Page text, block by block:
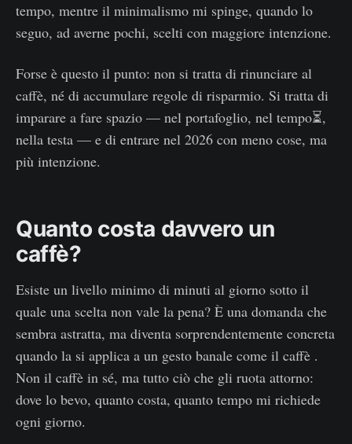
tempo, mentre il minimalismo mi spinge, quando lo
seguo, ad averne pochi, scelti con maggiore intenzione.
Forse è questo il punto: non si tratta di rinunciare al
caffè, né di accumulare regole di risparmio. Si tratta di
imparare a fare spazio — nel portafoglio, nel tempo⏳,
nella testa — e di entrare nel 2026 con meno cose, ma
più intenzione.
Quanto costa davvero un
caffè?
Esiste un livello minimo di minuti al giorno sotto il
quale una scelta non vale la pena? È una domanda che
sembra astratta, ma diventa sorprendentemente concreta
quando la si applica a un gesto banale come il caffè .
Non il caffè in sé, ma tutto ciò che gli ruota attorno:
dove lo bevo, quanto costa, quanto tempo mi richiede
ogni giorno.